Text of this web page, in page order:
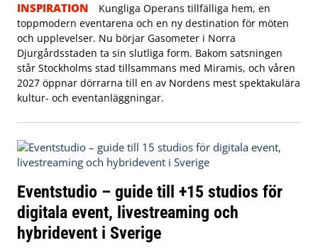
INSPIRATION
Kungliga Operans tillfälliga hem, en
toppmodern eventarena och en ny destination för möten
och upplevelser. Nu börjar Gasometer i Norra
Djurgårdsstaden ta sin slutliga form. Bakom satsningen
står Stockholms stad tillsammans med Miramis, och våren
2027 öppnar dörrarna till en av Nordens mest spektakulära
kultur- och eventanläggningar.
Eventstudio – guide till +15 studios för
digitala event, livestreaming och
hybridevent i Sverige